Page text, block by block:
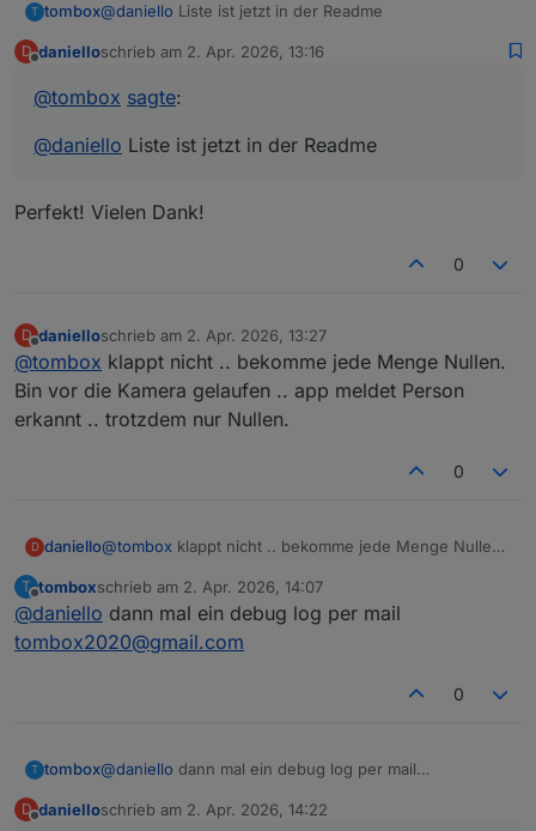
T tombox@daniello Liste ist jetzt in der Readme
D danielloschrieb am 2. Apr. 2026, 13:16
zuletzt editiert von
@tombox sagte:
@daniello Liste ist jetzt in der Readme
Perfekt! Vielen Dank!
0
D
Offline
danielloschrieb am 2. Apr. 2026, 13:27
zuletzt editiert von
@tombox klappt nicht .. bekomme jede Menge Nullen.
Bin vor die Kamera gelaufen .. app meldet Person
erkannt .. trotzdem nur Nullen.
0
D daniello@tombox klappt nicht .. bekomme jede Menge Nullen.
erkannt .. trotzdem nur Nullen.
T
Offline
tomboxschrieb am 2. Apr. 2026, 14:07
zuletzt editiert von
@daniello dann mal ein debug log per mail
tombox2020@gmail.com
0
T tombox@daniello dann mal ein debug log per mail
D danielloschrieb am 2. Apr. 2026, 14:22
zuletzt editiert von